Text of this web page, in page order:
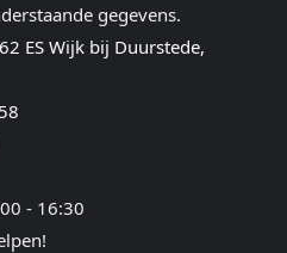
gegevens.
ES Wijk bij Duurstede,
- 16:30